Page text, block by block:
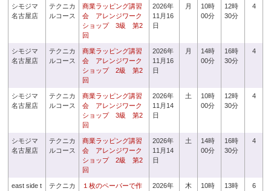
シモジマ
名古屋店
テクニカ
ルコース
商業ラッピング講習
会 アレンジワーク
ショップ 3級 第2
回
2026年
11月16
日
月
10時
00分
12時
30分
4
シモジマ
名古屋店
テクニカ
ルコース
商業ラッピング講習
会 アレンジワーク
ショップ 2級 第2
回
2026年
11月16
日
月
14時
00分
16時
30分
4
シモジマ
名古屋店
テクニカ
ルコース
商業ラッピング講習
会 アレンジワーク
ショップ 3級 第2
回
2026年
11月14
日
土
10時
00分
12時
30分
4
シモジマ
名古屋店
テクニカ
ルコース
商業ラッピング講習
会 アレンジワーク
ショップ 2級 第2
回
2026年
11月14
日
土
14時
00分
16時
30分
4
east side t
テクニカ
１枚のペーパーで作
2026年
木
10時
13時
6